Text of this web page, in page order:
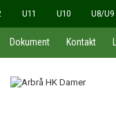
U11 U10 U8/U9
Dokument Kontakt